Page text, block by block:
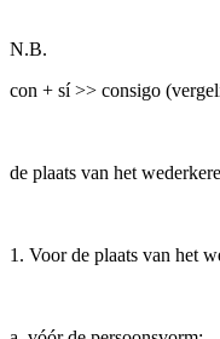
N.B.
con + sí >> consigo
de plaats van het
1. Voor de plaats van het